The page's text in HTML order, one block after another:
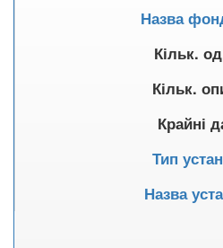
Назва
Кільк.
Кільк.
Крайні
Тип
Назва